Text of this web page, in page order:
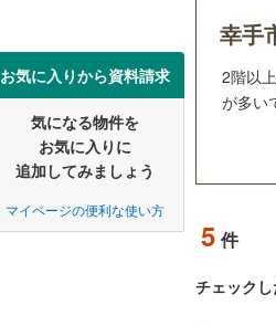
お気に入りから資料請求
気になる物件を
お気に入りに
追加してみましょう
マイページの便利な使い方
幸手
2階以
が多い
5 件
チェック
東
中
埼
か
地